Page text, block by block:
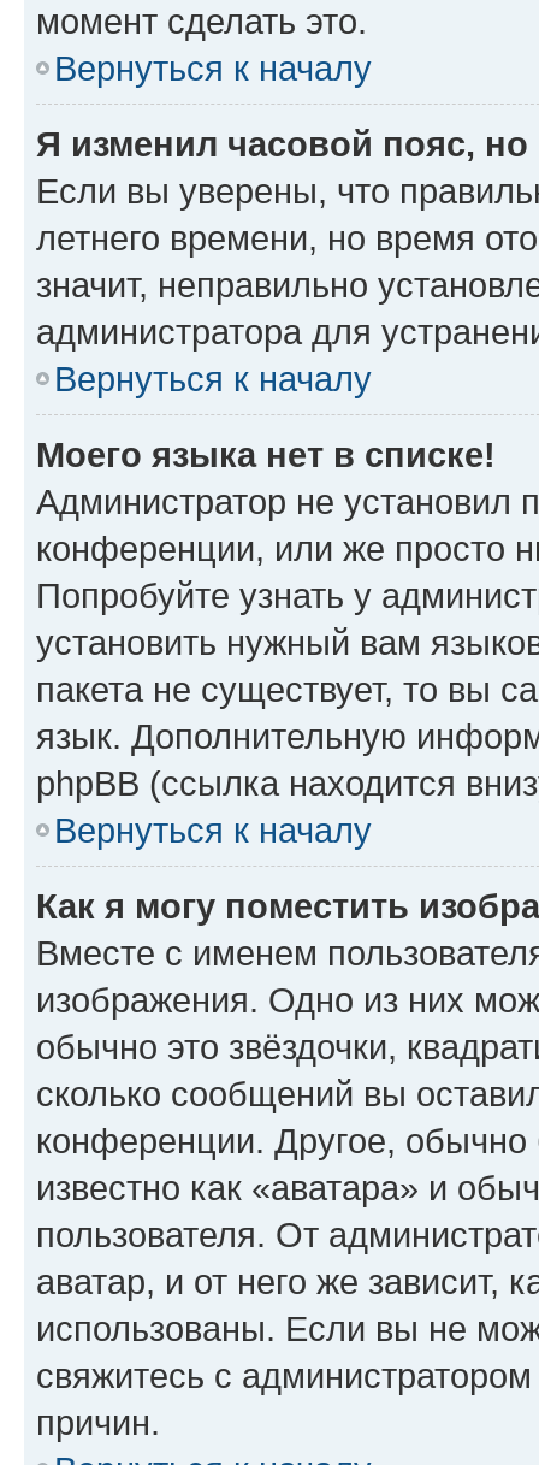
момент сделать это.
Вернуться к началу
Я изменил часовой пояс,
Если вы уверены, что
летнего времени, но время
значит, неправильно
администратора для
Вернуться к началу
Моего языка нет в списке!
Администратор не установил
конференции, или же просто
Попробуйте узнать у
установить нужный вам
пакета не существует, то вы
язык. Дополнительную
phpBB (ссылка находится
Вернуться к началу
Как я могу поместить
Вместе с именем
изображения. Одно из них
обычно это звёздочки,
сколько сообщений вы
конференции. Другое,
известно как «аватара» и
пользователя. От
аватар, и от него же зависит,
использованы. Если вы не
свяжитесь с
причин.